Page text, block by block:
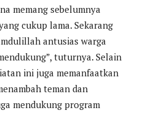
memang sebelumnya
cukup lama. Sekarang
antusias warga
tuturnya. Selain
ini juga memanfaatkan
teman dan
mendukung program